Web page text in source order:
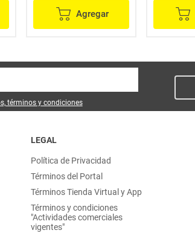
Agregar
términos y condiciones
LEGAL
Política de Privacidad
Términos del Portal
Términos Tienda Virtual y App
Términos y condiciones
"Actividades comerciales
vigentes"